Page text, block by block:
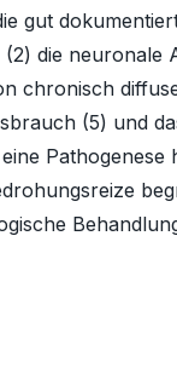
gut
die
chronisch
(5) und